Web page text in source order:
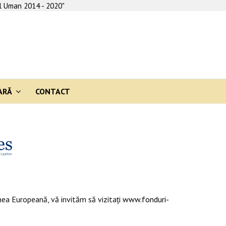
2014 - 2020"
CONTACT
Europeană, vă invităm să vizitaţi www.fonduri-